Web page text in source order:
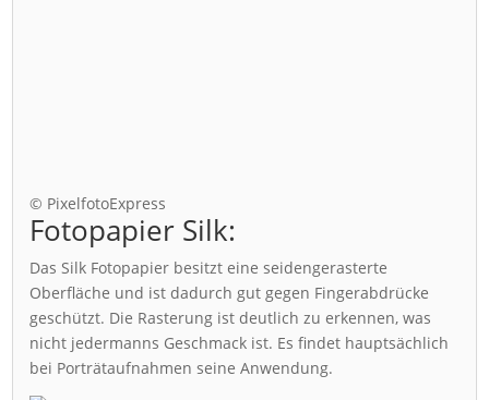
© PixelfotoExpress
Fotopapier Silk:
Das Silk Fotopapier besitzt eine seidengerasterte
Oberfläche und ist dadurch gut gegen Fingerabdrücke
geschützt. Die Rasterung ist deutlich zu erkennen, was
nicht jedermanns Geschmack ist. Es findet hauptsächlich
bei Porträtaufnahmen seine Anwendung.